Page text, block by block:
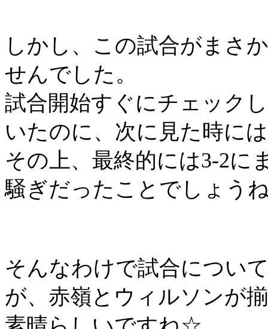
しかし、この試合がまさ
せんでした。
試合開始すぐにチェック
いたのに、次に見た時には
その上、最終的には3-2に
騒ぎだったことでしょう
そんなわけで試合につい
が、赤嶺とウィルソンが